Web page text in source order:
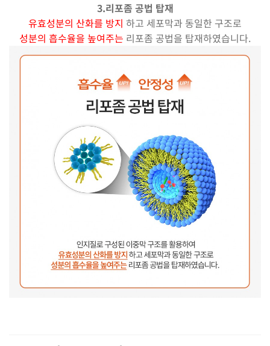
3.리포좀 공법 탑재
유효성분의 산화를 방지 하고 세포막과 동일한 구조로
성분의 흡수율을 높여주는 리포좀 공법을 탑재하였습니다.